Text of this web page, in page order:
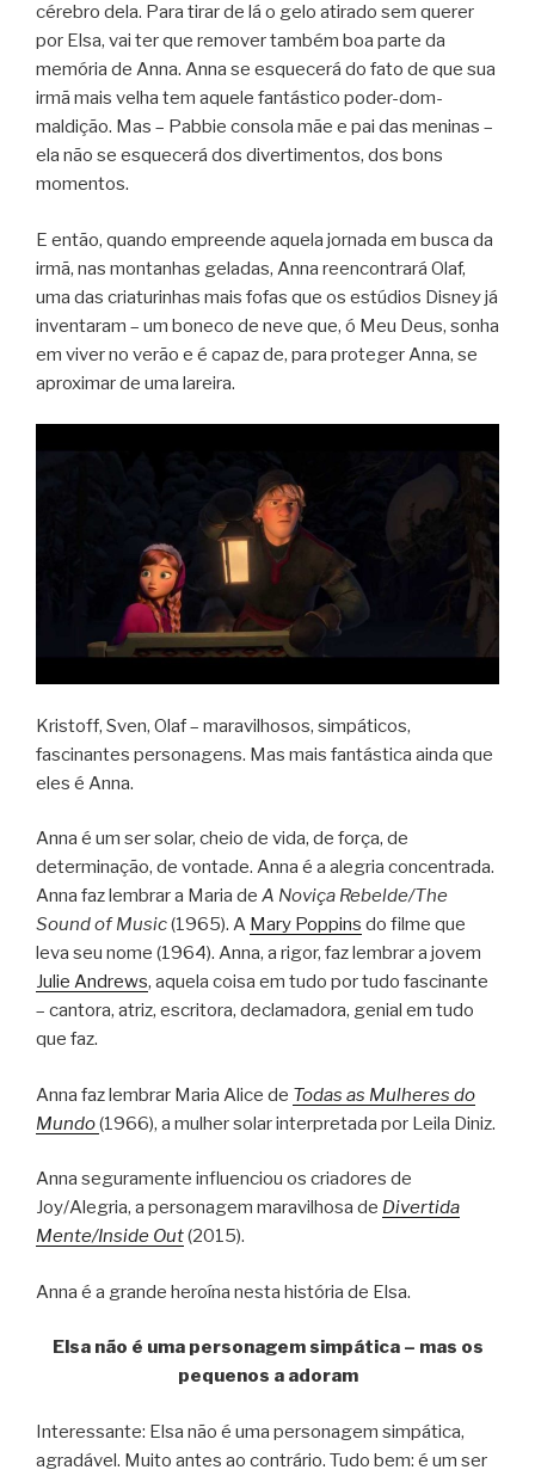
cérebro dela. Para tirar de lá o gelo atirado sem querer
por Elsa, vai ter que remover também boa parte da
memória de Anna. Anna se esquecerá do fato de que sua
irmã mais velha tem aquele fantástico poder-dom-
maldição. Mas – Pabbie consola mãe e pai das meninas –
ela não se esquecerá dos divertimentos, dos bons
momentos.
E então, quando empreende aquela jornada em busca da
irmã, nas montanhas geladas, Anna reencontrará Olaf,
uma das criaturinhas mais fofas que os estúdios Disney já
inventaram – um boneco de neve que, ó Meu Deus, sonha
em viver no verão e é capaz de, para proteger Anna, se
aproximar de uma lareira.
Kristoff, Sven, Olaf – maravilhosos, simpáticos,
fascinantes personagens. Mas mais fantástica ainda que
eles é Anna.
Anna é um ser solar, cheio de vida, de força, de
determinação, de vontade. Anna é a alegria concentrada.
Anna faz lembrar a Maria de A Noviça Rebelde/The
Sound of Music(1965). A Mary Poppins do filme que
leva seu nome (1964). Anna, a rigor, faz lembrar a jovem
Julie Andrews, aquela coisa em tudo por tudo fascinante
– cantora, atriz, escritora, declamadora, genial em tudo
que faz.
Anna faz lembrar Maria Alice de Todas as Mulheres do
Mundo(1966), a mulher solar interpretada por Leila Diniz.
Anna seguramente influenciou os criadores de
Joy/Alegria, a personagem maravilhosa de Divertida
Mente/Inside Out(2015).
Anna é a grande heroína nesta história de Elsa.
Elsa não é uma personagem simpática – mas os
pequenos a adoram
Interessante: Elsa não é uma personagem simpática,
agradável. Muito antes ao contrário. Tudo bem: é um ser